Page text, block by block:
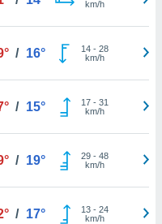
km/h
/ 16° 14- 28
km/h
/ 15° 17- 31
km/h
/ 19° 29- 48
km/h
/ 17° 13- 24
km/h